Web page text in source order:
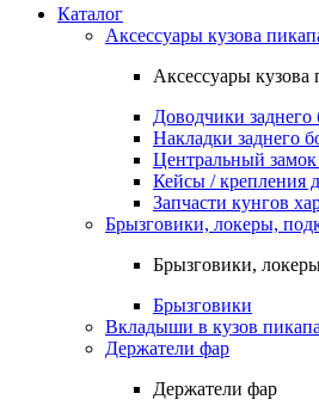
Каталог
Аксессуары кузова
Аксессуары кузова
Доводчики заднего
Накладки заднего
Центральный замок
Кейсы / крепления
Запчасти кунгов
Брызговики, локеры,
Брызговики,
Брызговики
Вкладыши в кузов пикапа
Держатели фар
Держатели фар